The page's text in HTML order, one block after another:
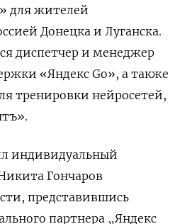
для жителей
Донецка и Луганска.
диспетчер и менеджер
«Яндекс Go», а также
тренировки нейросетей,
индивидуальный
Гончаров
представившись
партнера „Яндекс